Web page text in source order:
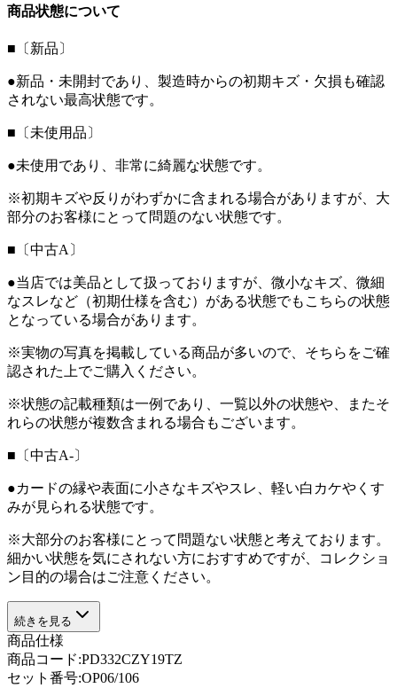
商品状態について
■〔新品〕
●新品・未開封であり、製造時からの初期キズ・欠損も確認
されない最高状態です。
■〔未使用品〕
●未使用であり、非常に綺麗な状態です。
※初期キズや反りがわずかに含まれる場合がありますが、大
部分のお客様にとって問題のない状態です。
■〔中古A〕
●当店では美品として扱っておりますが、微小なキズ、微細
なスレなど（初期仕様を含む）がある状態でもこちらの状態
となっている場合があります。
※実物の写真を掲載している商品が多いので、そちらをご確
認された上でご購入ください。
※状態の記載種類は一例であり、一覧以外の状態や、またそ
れらの状態が複数含まれる場合もございます。
■〔中古A-〕
●カードの縁や表面に小さなキズやスレ、軽い白カケやくす
みが見られる状態です。
※大部分のお客様にとって問題ない状態と考えております。
細かい状態を気にされない方におすすめですが、コレクショ
ン目的の場合はご注意ください。
続きを見る
商品仕様
商品コード:PD332CZY19TZ
セット番号:OP06/106